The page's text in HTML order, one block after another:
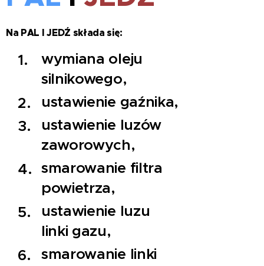
Na PAL I JEDŹ składa się:
wymiana oleju
silnikowego,
ustawienie gaźnika,
ustawienie luzów
zaworowych,
smarowanie filtra
powietrza,
ustawienie luzu
linki gazu,
smarowanie linki